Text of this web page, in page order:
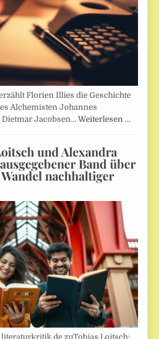
Florien Illies die Geschichte
Alchemisten Johannes
Jacobsen…Weiterlesen …
und Alexandra
Band über
nachhaltiger
zuTobias Loitsch;